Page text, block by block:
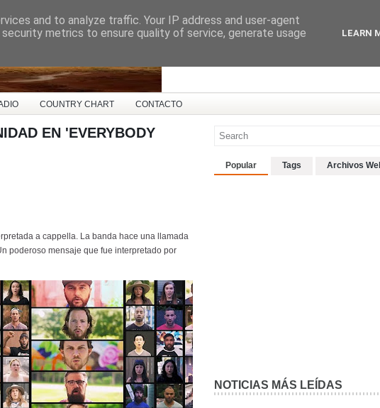
COUNTRY CHART CONTACTO
EN 'EVERYBODY
a cappella. La banda hace una llamada
poderoso mensaje que fue interpretado por
Popular Tags Archivos
NOTICIAS MÁS LEÍDAS
and to analyze traffic. Your IP address and user-agent
metrics to ensure quality of service, generate usage
LEARN